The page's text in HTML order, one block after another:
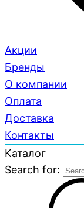
Акции
Бренды
О компании
Оплата
Доставка
Контакты
Каталог
Search for: